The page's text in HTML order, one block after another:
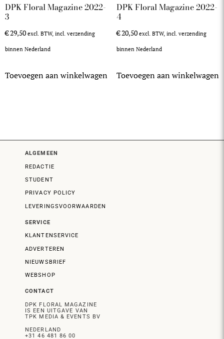
DPK Floral Magazine 2022-
3
€29,50 excl. BTW, incl. verzending
binnen Nederland
Toevoegen aan winkelwagen
DPK Floral Magazine 2022-
4
€20,50 excl. BTW, incl. verzending
binnen Nederland
Toevoegen aan winkelwagen
ALGEMEEN
REDACTIE
STUDENT
PRIVACY POLICY
LEVERINGSVOORWAARDEN
SERVICE
KLANTENSERVICE
ADVERTEREN
NIEUWSBRIEF
WEBSHOP
CONTACT
DPK FLORAL MAGAZINE
IS EEN UITGAVE VAN
TPK MEDIA & EVENTS BV
NEDERLAND
+31 46 481 86 00